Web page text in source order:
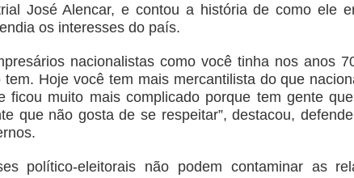
José Alencar, e contou a história de como ele
os interesses do país.
nacionalistas como você tinha nos anos
Hoje você tem mais mercantilista do que
ficou muito mais complicado porque tem gente
que não gosta de se respeitar”, destacou,
político-eleitorais não podem contaminar as